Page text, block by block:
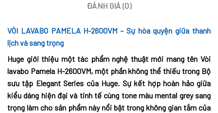
ĐÁNH GIÁ (0)
VÒI LAVABO PAMELA H-2600VM – Sự hòa quyện giữa thanh
lịch và sang trọng
Huge giới thiệu một tác phẩm nghệ thuật mới mang tên Vòi
lavabo Pamela H-2600VM, một phần không thể thiếu trong Bộ
sưu tập Elegant Series của Huge. Sự kết hợp hoàn hảo giữa
kiểu dáng hiện đại và tinh tế cùng tone màu mental grey sang
trọng làm cho sản phẩm này nổi bật trong không gian tắm của